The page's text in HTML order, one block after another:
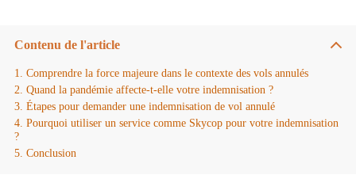
Contenu de l'article
Comprendre la force majeure dans le contexte des vols annulés
Quand la pandémie affecte-t-elle votre indemnisation ?
Étapes pour demander une indemnisation de vol annulé
Pourquoi utiliser un service comme Skycop pour votre indemnisation
?
Conclusion